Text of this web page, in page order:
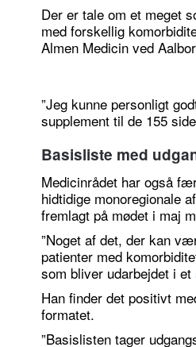
Der er tale om et meget
med forskellig
Almen Medicin ved
”Jeg kunne personligt
supplement til de 155
Basisliste med
Medicinrådet har også
hidtidige monoregionale
fremlagt på mødet i maj
”Noget af det, der kan
patienter med
som bliver udarbejdet i et
Han finder det positivt
formatet.
”Basislisten tager